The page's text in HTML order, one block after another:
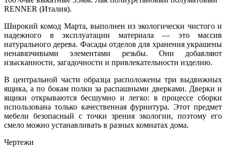
RENNER (Италия).
Широкий комод Марта, выполнен из экологически чистого и
надежного в эксплуатации материала — это массив
натурального дерева. Фасады отделов для хранения украшены
ненавязчивыми элементами резьбы. Они добавляют
изысканности, загадочности и привлекательности изделию.
В центральной части образца расположены три выдвижных
ящика, а по бокам полки за распашными дверками. Дверки и
ящики открываются бесшумно и легко: в процессе сборки
использована только качественная фурнитура. Этот предмет
мебели безопасный с точки зрения экологии, поэтому его
смело можно устанавливать в разных комнатах дома.
Чертежи